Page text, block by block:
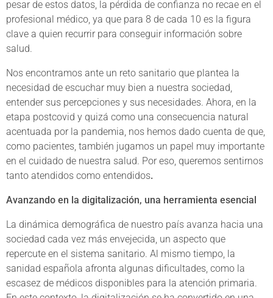
pesar de estos datos, la pérdida de confianza no recae en el
profesional médico, ya que para 8 de cada 10 es la figura
clave a quien recurrir para conseguir información sobre
salud.
Nos encontramos ante un reto sanitario que plantea la
necesidad de escuchar muy bien a nuestra sociedad,
entender sus percepciones y sus necesidades. Ahora, en la
etapa postcovid y quizá como una consecuencia natural
acentuada por la pandemia, nos hemos dado cuenta de que,
como pacientes, también jugamos un papel muy importante
en el cuidado de nuestra salud. Por eso, queremos sentirnos
tanto atendidos como entendidos.
Avanzando en la digitalización, una herramienta esencial
La dinámica demográfica de nuestro país avanza hacia una
sociedad cada vez más envejecida, un aspecto que
repercute en el sistema sanitario. Al mismo tiempo, la
sanidad española afronta algunas dificultades, como la
escasez de médicos disponibles para la atención primaria.